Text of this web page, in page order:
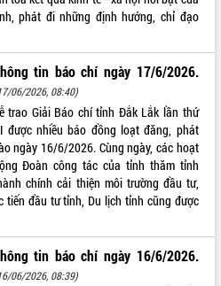
phát đi những định hướng, chỉ đạo
tin báo chí ngày 17/6/2026.
06/2026, 08:40)
trao Giải Báo chí tỉnh Đắk Lắk lần thứ
được nhiều báo đồng loạt đăng, phát
ngày 16/6/2026. Cùng ngày, các hoạt
Đoàn công tác của tỉnh thăm tỉnh
chính cải thiện môi trường đầu tư,
tiến đầu tư tỉnh, Du lịch tỉnh cũng được
tin báo chí ngày 16/6/2026.
06/2026, 08:39)